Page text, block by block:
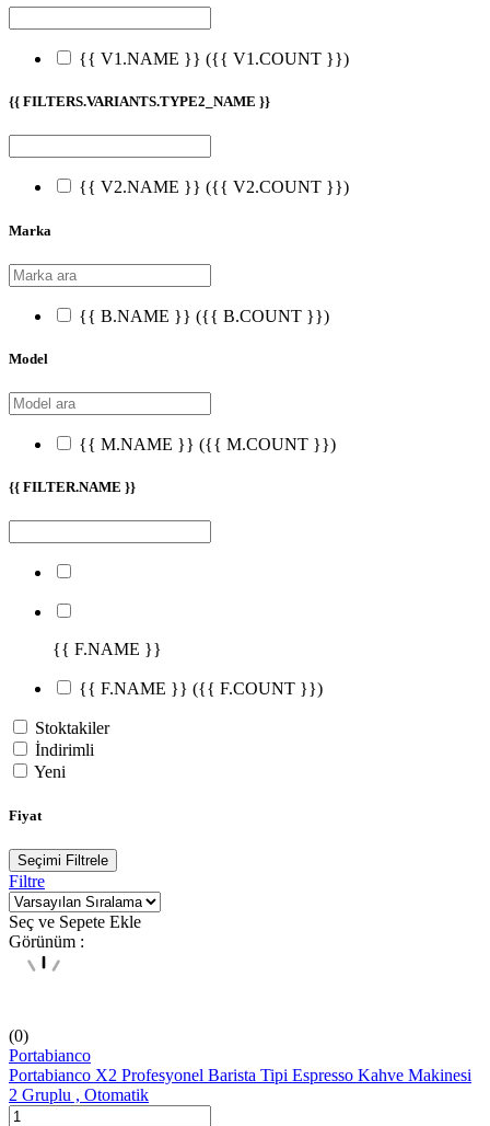
{{ V1.NAME }} ({{ V1.COUNT }})
{{ FILTERS.VARIANTS.TYPE2_NAME }}
{{ V2.NAME }} ({{ V2.COUNT }})
Marka
{{ B.NAME }} ({{ B.COUNT }})
Model
{{ M.NAME }} ({{ M.COUNT }})
{{ FILTER.NAME }}
{{ F.NAME }}
{{ F.NAME }} ({{ F.COUNT }})
Stoktakiler
İndirimli
Yeni
Fiyat
Seçimi Filtrele
Filtre
Seç ve Sepete Ekle
Görünüm :
(0)
Portabianco
Portabianco X2 Profesyonel Barista Tipi Espresso Kahve Makinesi
2 Gruplu , Otomatik